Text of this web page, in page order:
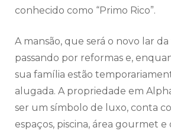
conhecido como “Primo Rico”.
A mansão, que será o novo lar
passando por reformas e,
sua família estão
alugada. A propriedade em
ser um símbolo de luxo, conta
espaços, piscina, área gourmet